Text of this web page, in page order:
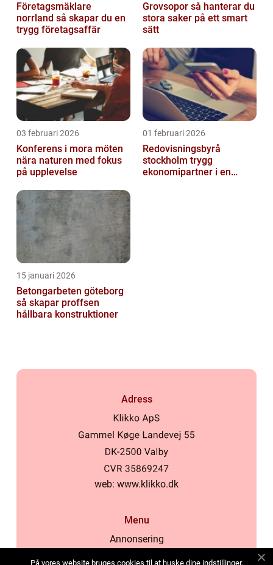
Företagsmäklare
norrland så skapar du en
trygg företagsaffär
Grovsopor så hanterar du
stora saker på ett smart
sätt
03 februari 2026
Konferens i mora möten
nära naturen med fokus
på upplevelse
01 februari 2026
Redovisningsbyrå
stockholm trygg
ekonomipartner i en
15 januari 2026
Betongarbeten göteborg
så skapar proffsen
hållbara konstruktioner
Adress
web: www.klikko.dk
Menu
Annonsering
På vores website bruges cookies til at huske dine indstillinger,